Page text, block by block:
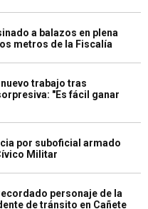
a balazos en plena
metros de la Fiscalía
trabajo tras
"Es fácil ganar
por suboficial armado
Militar
personaje de la
de tránsito en Cañete